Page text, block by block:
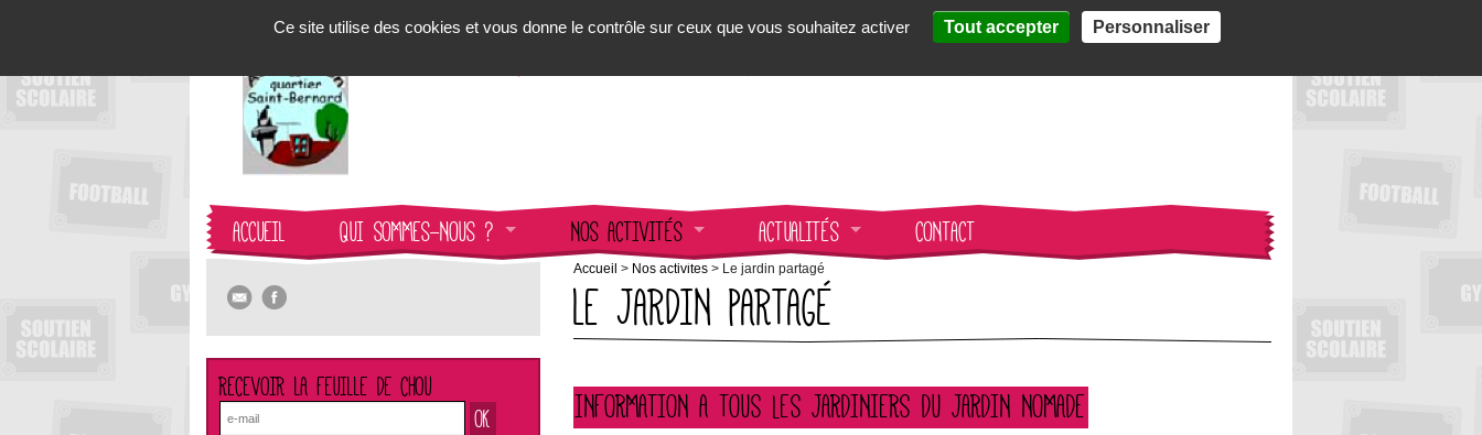
ACCUEIL QUI SOMMES-NOUS ? NOS ACTIVITÉS ACTUALITÉS CONTACT
Accueil > Nos activités > Le jardin partagé
LE JARDIN PARTAGÉ
INFORMATION A TOUS LES JARDINIERS DU JARDIN NOMADE
RECEVOIR LA FEUILLE DE CHOU
Ce site utilise des cookies et vous donne le contrôle sur ceux que vous souhaitez activer
Tout accepter Personnaliser